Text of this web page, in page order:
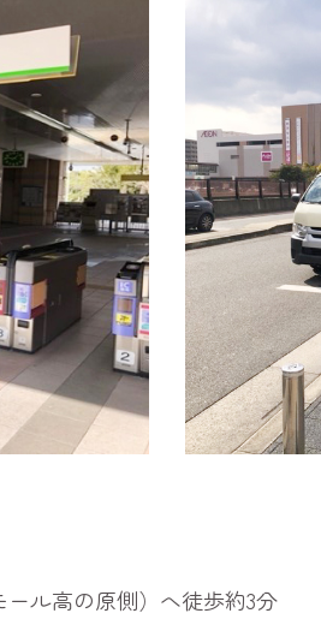
ル高の原側）へ徒歩約3分